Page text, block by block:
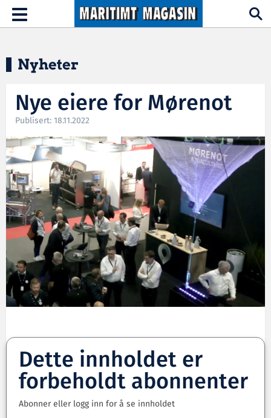
Hopp til hovedinnhold
Toggle
navigation
Nyheter
Nye eiere for Mørenot
Publisert: 18.11.2022
Dette innholdet er
forbeholdt abonnenter
Abonner eller logg inn for å se innholdet